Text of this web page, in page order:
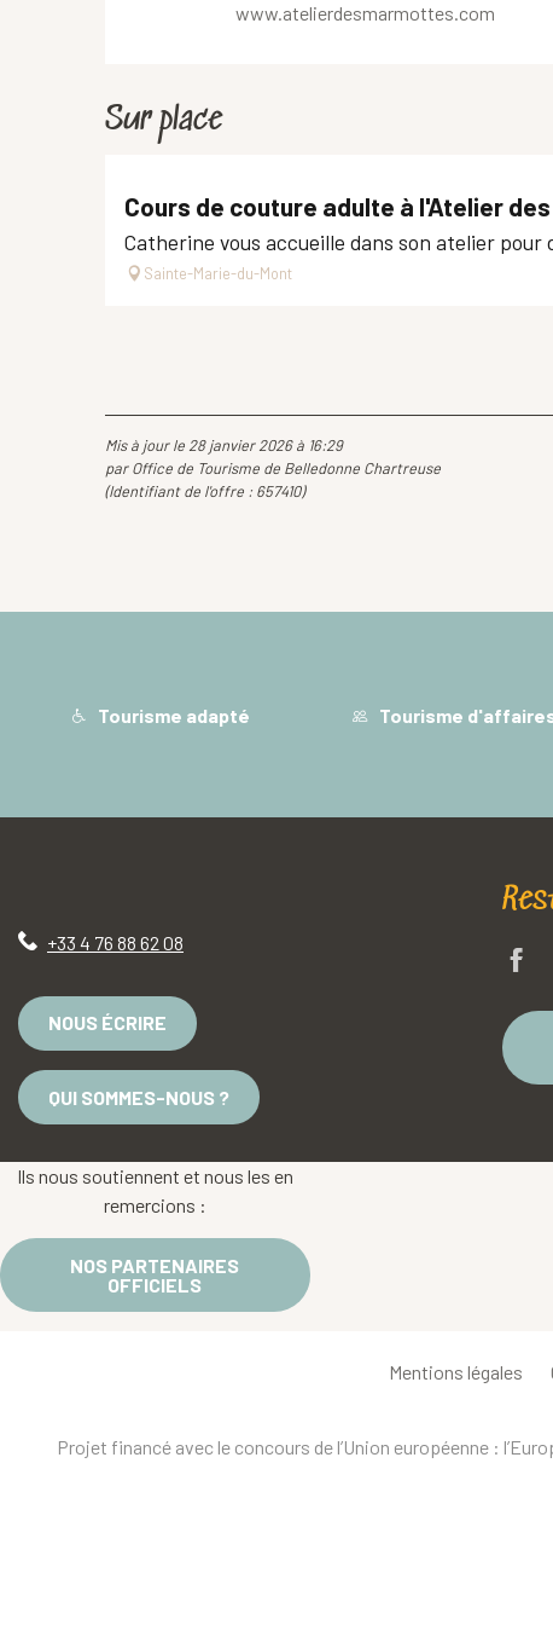
www.atelierdesmarmottes.com
Sur place
Cours de couture adulte à l'Atelier
Catherine vous accueille dans son atelier pour
Sainte-Marie-du-Mont
Mis à jour le 28 janvier 2026 à 16:29
par Office de Tourisme de Belledonne Chartreuse
(Identifiant de l'offre : 657410)
Tourisme adapté Tourisme
+33 4 76 88 62 08
NOUS ÉCRIRE
QUI SOMMES-NOUS ?
Ils nous soutiennent et nous les en
remercions :
NOS PARTENAIRES
OFFICIELS
Mentions légales
Projet financé avec le concours de l’Union européenne :